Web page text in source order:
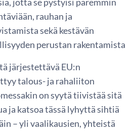
rauhan ja
sekä kestävän
perustan rakentamista
järjestettävä EU:n
talous- ja rahaliiton
on syytä tiivistää sitä
ja katsoa tässä lyhyttä sihtiä
– yli vaalikausien, yhteistä